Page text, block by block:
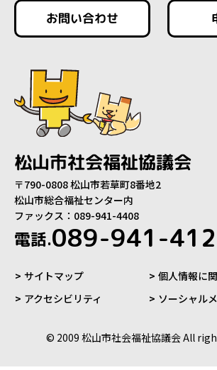
お問い合わせ
松山市社会福祉協議会
〒790-0808 松山市若草町8番地2
松山市総合福祉センター内
ファックス：089-941-4408
電話.089-941-
サイトマップ
個人情報に
アクセシビリティ
ソーシャル
© 2009 松山市社会福祉協議会 All